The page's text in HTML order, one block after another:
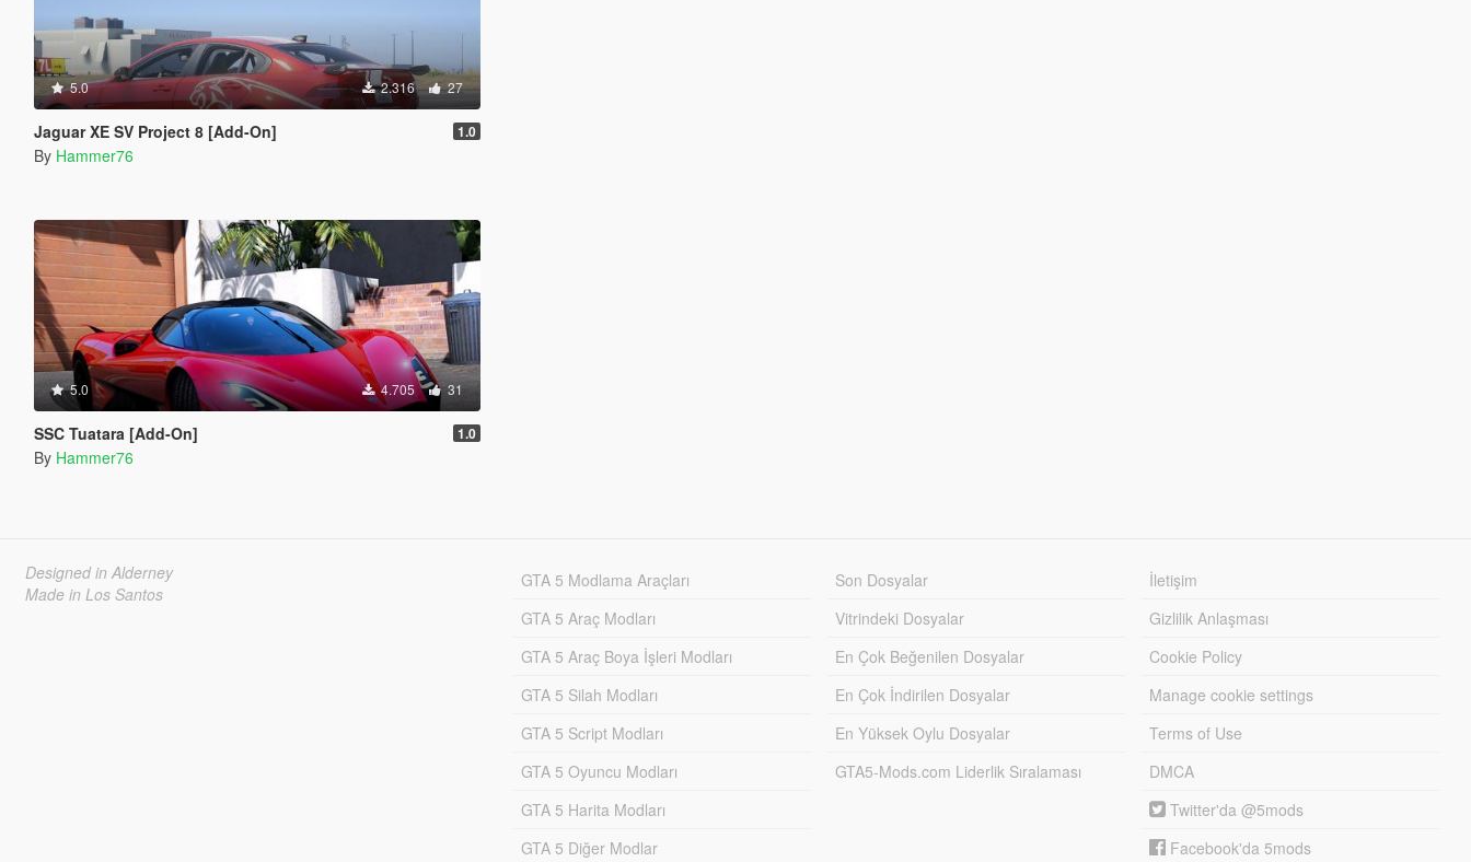
5.0 2.316 27
Jaguar XE SV Project 8 [Add-On] 1.0
By Hammer76
5.0 4.705 31
SSC Tuatara [Add-On] 1.0
By Hammer76
Designed in Alderney
Made in Los Santos
GTA 5 Modlama Araçları
GTA 5 Araç Modları
GTA 5 Araç Boya İşleri Modları
GTA 5 Silah Modları
GTA 5 Script Modları
GTA 5 Oyuncu Modları
GTA 5 Harita Modları
GTA 5 Diğer Modlar
Son Dosyalar
Vitrindeki Dosyalar
En Çok Beğenilen Dosyalar
En Çok İndirilen Dosyalar
En Yüksek Oylu Dosyalar
GTA5-Mods.com Liderlik Sıralaması
İletişim
Gizlilik Anlaşması
Cookie Policy
Manage cookie settings
Terms of Use
DMCA
Twitter'da @5mods
Facebook'da 5mods